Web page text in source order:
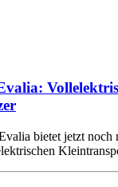
bietet jetzt noch